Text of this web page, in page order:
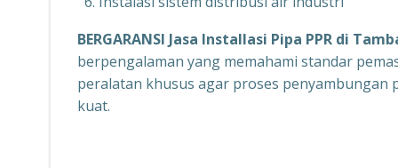
BERGARANSI Jasa Installasi Pipa PPR di
berpengalaman yang memahami standar
peralatan khusus agar proses penyambungan
kuat.